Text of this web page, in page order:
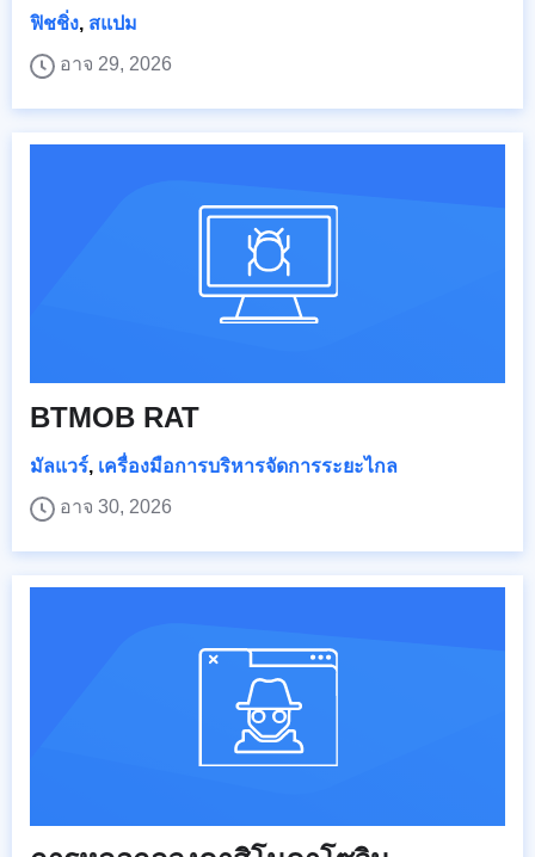
ฟิชชิ่ง, สแปม
อาจ 29, 2026
BTMOB RAT
มัลแวร์, เครื่องมือการบริหารจัดการระยะไกล
อาจ 30, 2026